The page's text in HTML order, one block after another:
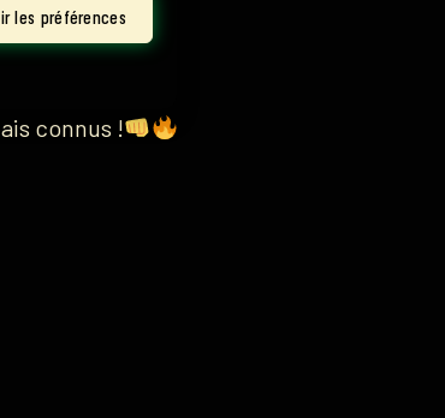
les préférences
connus !